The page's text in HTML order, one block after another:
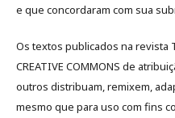
e que concordaram com sua
Os textos publicados na revista
CREATIVE COMMONS de
outros distribuam, remixem,
mesmo que para uso com fins